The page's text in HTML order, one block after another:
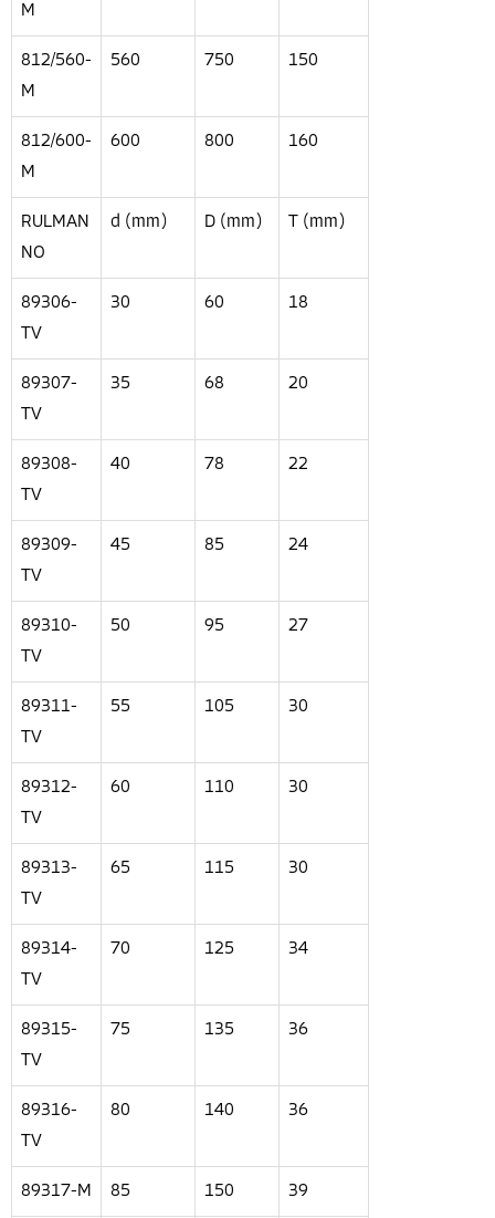
M
812/560-
M
560 750 150
812/600-
M
600 800 160
RULMAN
NO
d (mm) D (mm) T (mm)
89306-
TV
30 60 18
89307-
TV
35 68 20
89308-
TV
40 78 22
89309-
TV
45 85 24
89310-
TV
50 95 27
89311-
TV
55 105 30
89312-
TV
60 110 30
89313-
TV
65 115 30
89314-
TV
70 125 34
89315-
TV
75 135 36
89316-
TV
80 140 36
89317-M 85 150 39